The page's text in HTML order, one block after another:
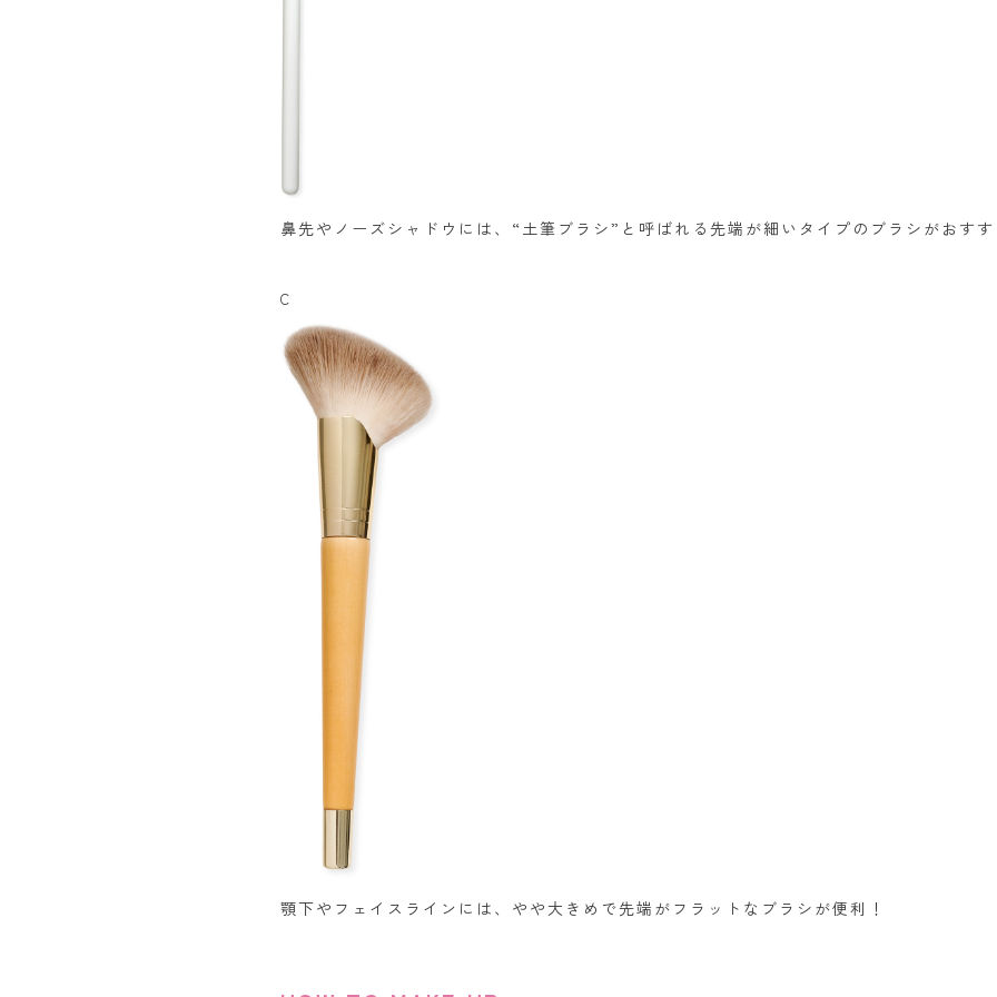
鼻先やノーズシャドウには、“土筆ブラシ”と呼ばれる先端が細いタイプのブラシがおす
C
顎下やフェイスラインには、やや大きめで先端がフラットなブラシが便利！